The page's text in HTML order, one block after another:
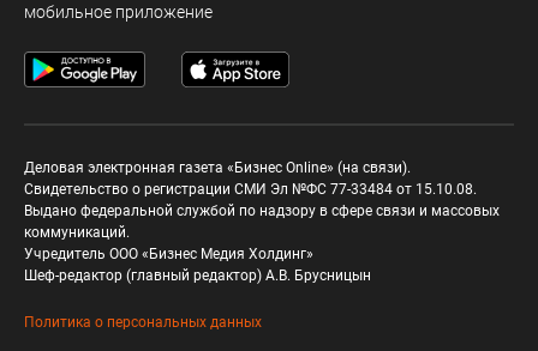
мобильное приложение
Деловая электронная газета «Бизнес Online» (на связи).
Свидетельство о регистрации СМИ Эл №ФС 77-33484 от 15.10.08.
Выдано федеральной службой по надзору в сфере связи и массовых
коммуникаций.
Учредитель ООО «Бизнес Медия Холдинг»
Шеф-редактор (главный редактор) А.В. Брусницын
Политика о персональных данных